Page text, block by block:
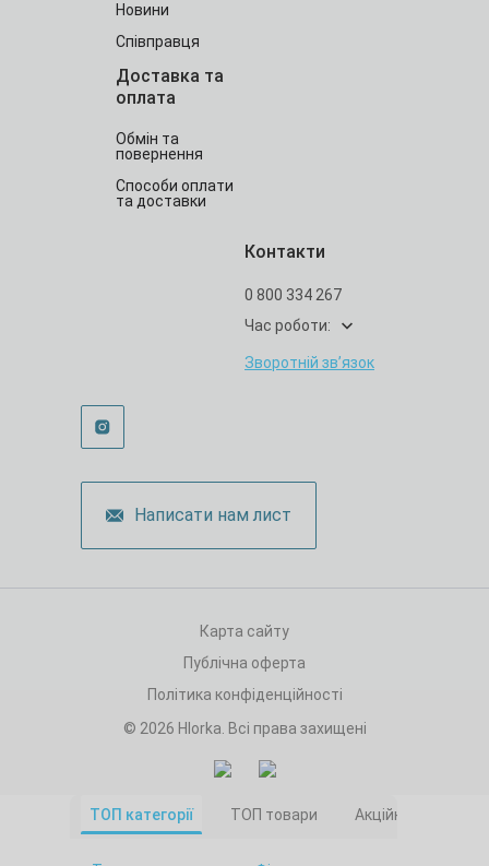
Написати нам лист
Новини
Співправця
Доставка та
оплата
Обмін та
повернення
Способи оплати
та доставки
Контакти
0 800 334 267
Час роботи:
Зворотній зв’язок
Карта сайту
Публічна оферта
Політика конфіденційності
© 2026 Hlorka. Всі права захищені
ТОП категорії ТОП товари Акційні товари